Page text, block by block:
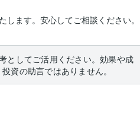
としてご活用ください。効果や成
資の助言ではありません。